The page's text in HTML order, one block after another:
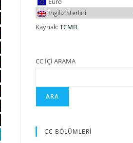
İngiliz Sterlini
Kaynak:TCMB
CC İÇİ ARAMA
ARA
CC BÖLÜMLERİ